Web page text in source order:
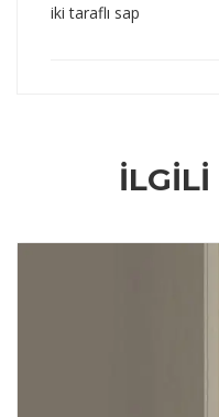
iki taraflı sap
İLGILI